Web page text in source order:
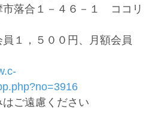
合１－４６－１ ココリ
員１，５００円、月額会員
慮ください